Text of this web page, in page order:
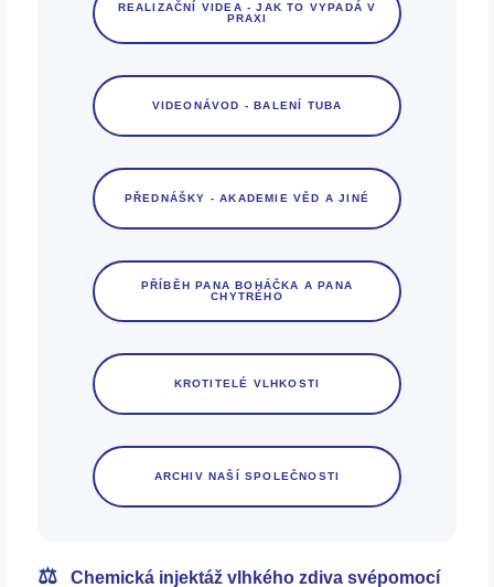
REALIZAČNÍ VIDEA - JAK TO VYPADÁ V
PRAXI
VIDEONÁVOD - BALENÍ TUBA
PŘEDNÁŠKY - AKADEMIE VĚD A JINÉ
PŘÍBĚH PANA BOHÁČKA A PANA
CHYTRÉHO
KROTITELÉ VLHKOSTI
ARCHIV NAŠÍ SPOLEČNOSTI
⚖️
Chemická injektáž vlhkého zdiva svépomocí